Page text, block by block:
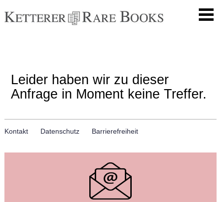
Leider haben wir zu dieser
Anfrage in Moment keine Treffer.
Kontakt Datenschutz Barrierefreiheit